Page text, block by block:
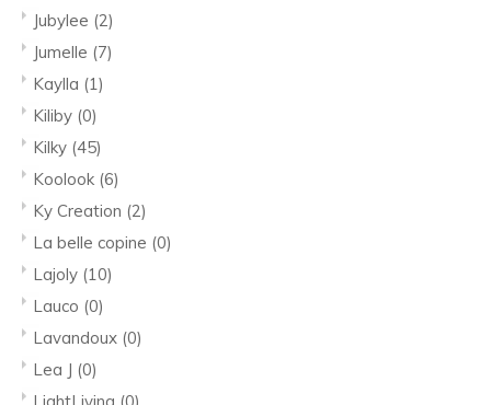
Jubylee (2)
Jumelle (7)
Kaylla (1)
Kiliby (0)
Kilky (45)
Koolook (6)
Ky Creation (2)
La belle copine (0)
Lajoly (10)
Lauco (0)
Lavandoux (0)
Lea J (0)